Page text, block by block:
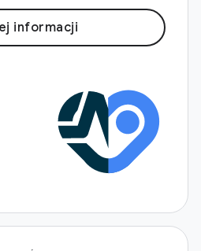
informacji